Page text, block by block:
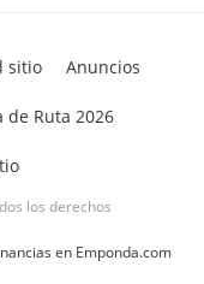
los derechos
sitio Anuncios
de Ruta 2026
en Emponda.com